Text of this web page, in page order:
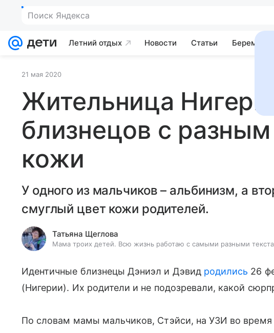
Поиск Яндекса
Летний отдых Новости Статьи
21 мая 2020
Жительница
близнецов с
кожи
У одного из мальчиков – альбинизм, а
смуглый цвет кожи родителей.
Татьяна Щеглова
Мама троих детей. Всю жизнь работаю с самыми разными
Идентичные близнецы Дэниэл и Дэвид родились 26
(Нигерии). Их родители и не подозревали, какой
По словам мамы мальчиков, Стэйси, на УЗИ во время